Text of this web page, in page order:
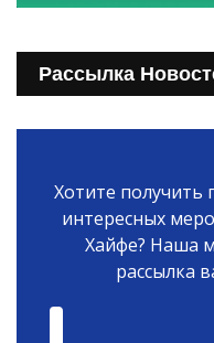
Рассылка
Хотите
интересных
Хайфе? Наша
рассылка